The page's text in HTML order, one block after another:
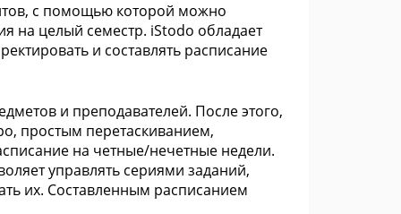
с помощью которой можно
на целый семестр. iStodo обладает
и составлять расписание
и преподавателей. После этого,
простым перетаскиванием,
на четные/нечетные недели.
управлять сериями заданий,
их. Составленным расписанием